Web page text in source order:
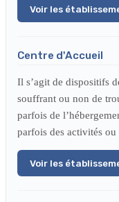
Voir les
Centre d'Accueil
Il s’agit de dispositifs
souffrant ou non de
parfois de
parfois des activités ou
Voir les